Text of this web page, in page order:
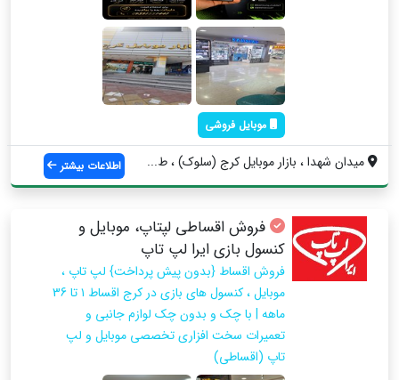
موبایل فروشی
میدان شهدا ، بازار موبایل کرج (سلوک) ، ط... اطلاعات بیشتر
فروش اقساطی لپتاپ، موبایل و
کنسول بازی ایرا لپ تاپ
فروش اقساط {بدون پیش پرداخت} لپ تاپ ،
موبایل ، کنسول های بازی در کرج اقساط ۱ تا 36
ماهه | با چک و بدون چک لوازم جانبی و
تعمیرات سخت افزاری تخصصی موبایل و لپ
تاپ (اقساطی)